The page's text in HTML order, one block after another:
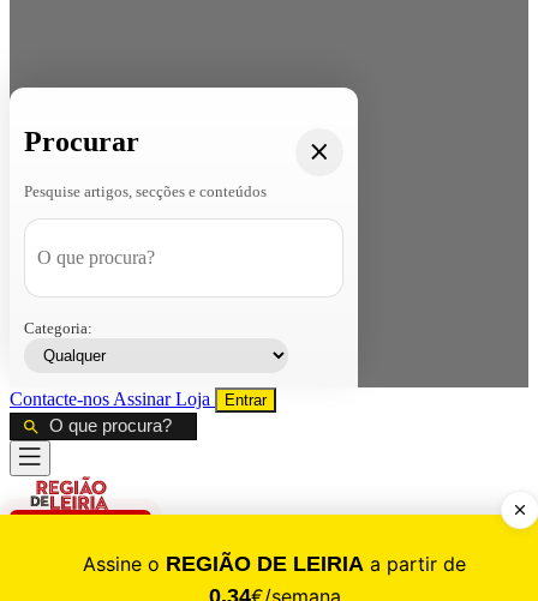
Procurar
Pesquise artigos, secções e conteúdos
Categoria:
Contacte-nos AssinarLoja Entrar